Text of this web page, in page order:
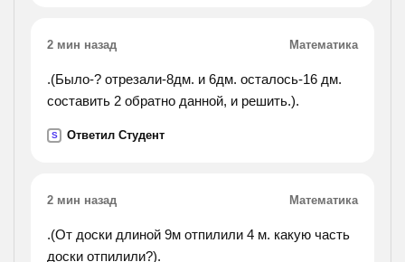
2 мин назад Математика
.(Было-? отрезали-8дм. и 6дм. осталось-16 дм.
составить 2 обратно данной, и решить.).
S Ответил Студент
2 мин назад Математика
.(От доски длиной 9м отпилили 4 м. какую часть
доски отпилили?).